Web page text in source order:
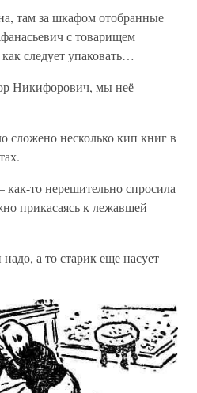
там за шкафом отобранные
с товарищем
следует упаковать…
Никифорович, мы неё
сложено несколько кип книг в
то нерешительно спросила
прикасаясь к лежавшей
а то старик еще насует